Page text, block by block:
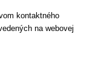
kontaktného
na webovej